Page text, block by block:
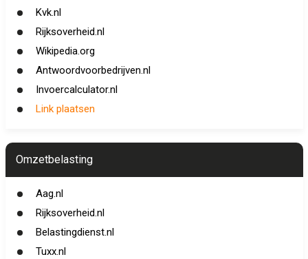
Kvk.nl
Rijksoverheid.nl
Wikipedia.org
Antwoordvoorbedrijven.nl
Invoercalculator.nl
Link plaatsen
Omzetbelasting
Aag.nl
Rijksoverheid.nl
Belastingdienst.nl
Tuxx.nl